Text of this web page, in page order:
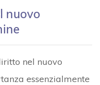
nuovo
nel nuovo
essenzialmente